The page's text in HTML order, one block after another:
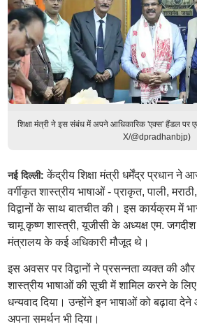
शिक्षा मंत्री ने इस संबंध में अपने आधिकारिक 'एक्स' हैंडल पर
X/@dpradhanbjp)
नई दिल्ली:केंद्रीय शिक्षा मंत्री धर्मेंद्र प्रधान
वर्गीकृत शास्त्रीय भाषाओं - प्राकृत, पाली,
विद्वानों के साथ बातचीत की। इस कार्यक्रम में
चामू कृष्ण शास्त्री, यूजीसी के अध्यक्ष एम. जगदीश
मंत्रालय के कई अधिकारी मौजूद थे।
इस अवसर पर विद्वानों ने प्रसन्नता व्यक्त की
शास्त्रीय भाषाओं की सूची में शामिल करने के लिए
धन्यवाद दिया। उन्होंने इन भाषाओं को बढ़ावा
अपना समर्थन भी दिया।